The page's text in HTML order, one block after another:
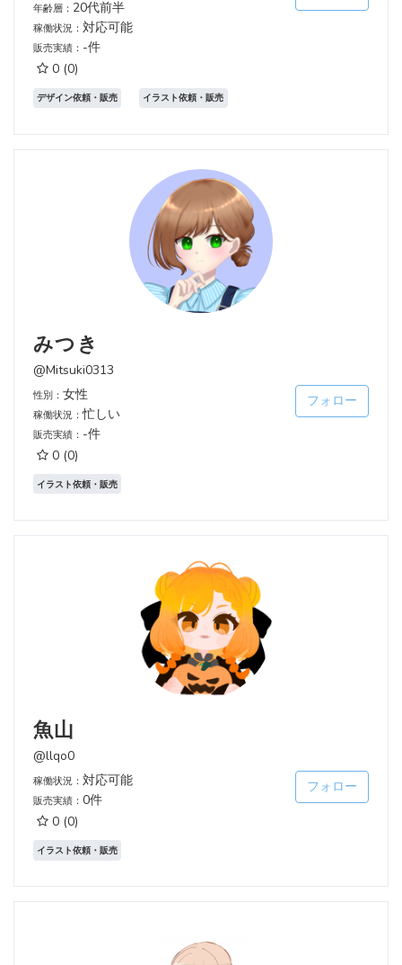
年齢層： 20代前半
稼働状況： 対応可能
販売実績： -件
0 (0)
デザイン依頼・販売 イラスト依頼・販売
みつき
@Mitsuki0313
性別： 女性
稼働状況：忙しい
販売実績： -件
0 (0)
フォロー
イラスト依頼・販売
魚山
@llqo0
稼働状況： 対応可能
販売実績： 0件
0 (0)
フォロー
イラスト依頼・販売